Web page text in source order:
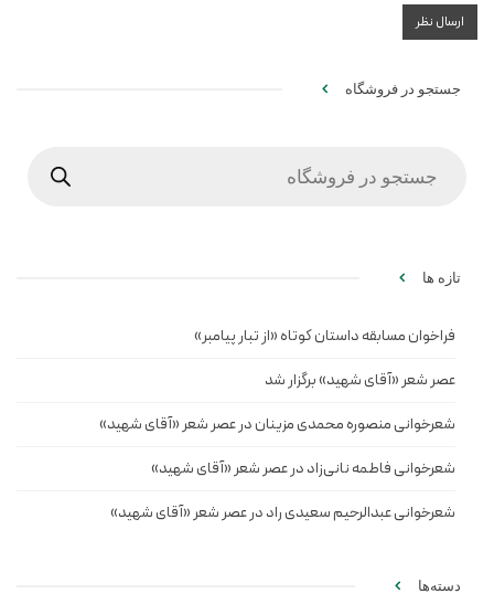
جستجو در فروشگاه
تازه ها
فراخوان مسابقه داستان کوتاه «از تبار پیامبر»
عصر شعر «آقای شهید» برگزار شد
شعرخوانی منصوره محمدی مزینان در عصر شعر «آقای شهید»
شعرخوانی فاطمه نانی‌زاد در عصر شعر «آقای شهید»
شعرخوانی عبدالرحیم سعیدی راد در عصر شعر «آقای شهید»
دسته‌ها